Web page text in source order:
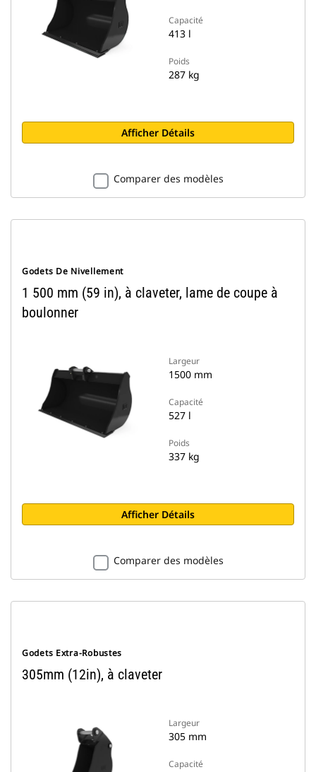
Capacité
413 l
Poids
287 kg
Afficher Détails
Comparer des modèles
Godets De Nivellement
1 500 mm (59 in), à claveter, lame de coupe à
boulonner
Largeur
1500 mm
Capacité
527 l
Poids
337 kg
Afficher Détails
Comparer des modèles
Godets Extra-Robustes
305mm (12in), à claveter
Largeur
305 mm
Capacité